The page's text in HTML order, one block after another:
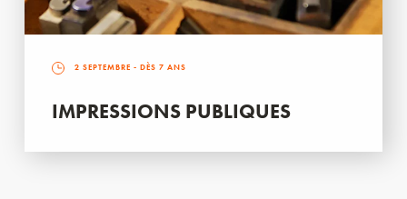
2 SEPTEMBRE - DÈS 7 ANS
IMPRESSIONS PUBLIQUES